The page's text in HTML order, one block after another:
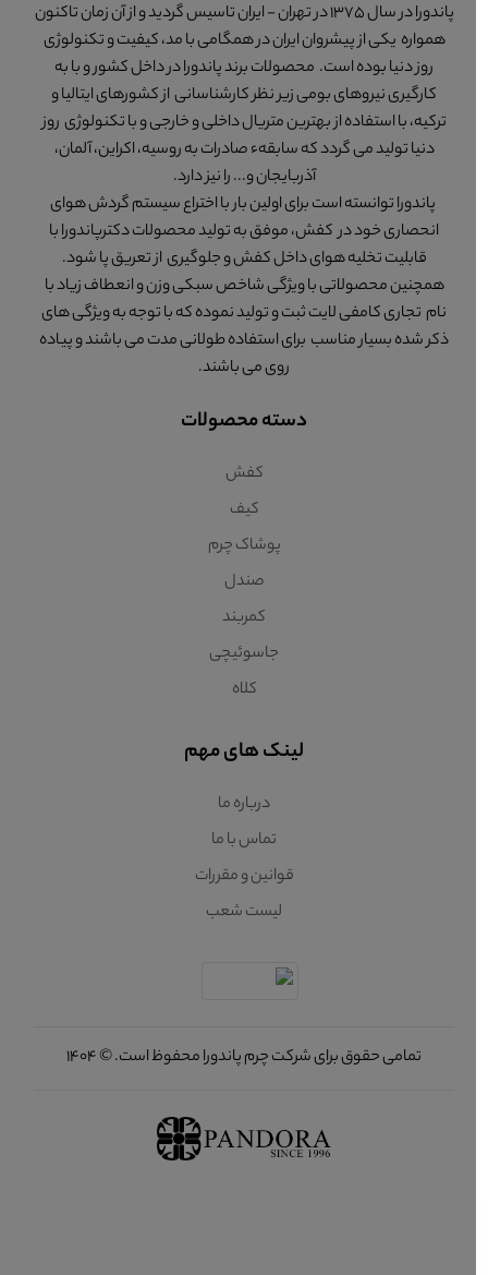
پاندورا در سال 1375 در تهران - ایران تاسیس گردید و از آن زمان تاکنون
همواره یکی از پیشروان ایران در همگامی با مد، کیفیت و تکنولوژی
روز دنیا بوده است. محصولات برند پاندورا در داخل کشور و با به
کارگیری نیروهای بومی زیر نظر کارشناسانی از کشورهای ایتالیا و
ترکیه، با استفاده از بهترین متریال داخلی و خارجی و با تکنولوژی روز
دنیا تولید می گردد که سابقهء صادرات به روسیه، اکراین، آلمان،
آذربایجان و... را نیز دارد.
پاندورا توانسته است برای اولین بار با اختراع سیستم گردش هوای
انحصاری خود در کفش، موفق به تولید محصولات دکترپاندورا با
قابلیت تخلیه هوای داخل کفش و جلوگیری از تعریق پا شود.
همچنین محصولاتی با ویژگی شاخص سبکی وزن و انعطاف زیاد با
نام تجاری کامفی لایت ثبت و تولید نموده که با توجه به ویژگی های
ذکر شده بسیار مناسب برای استفاده طولانی مدت می باشند و پیاده
روی می باشند.
دسته محصولات
کفش
کیف
پوشاک چرم
صندل
کمربند
جاسوئیچی
کلاه
لینک های مهم
درباره ما
تماس با ما
قوانین و مقررات
لیست شعب
تمامی حقوق برای شرکت چرم پاندورا محفوظ است. © 1404